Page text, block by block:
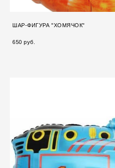
ШАР-ФИГУРА "ХОМЯЧОК"
650 pуб.